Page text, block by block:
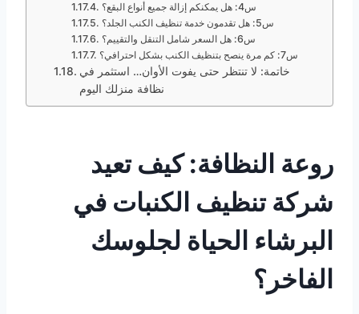
س4: هل يمكنكم إزالة جميع أنواع البقع؟
س5: هل تقدمون خدمة تنظيف الكنب الجلد؟
س6: هل السعر شامل التنقل والتقييم؟
س7: كم مرة ينصح بتنظيف الكنب بشكل احترافي؟
خاتمة: لا تنتظر حتى يفوت الأوان… استثمر في
نظافة منزلك اليوم
روعة النظافة: كيف تعيد
شركة تنظيف الكنبات في
البرشاء الحياة لجلوسك
الفاخر؟